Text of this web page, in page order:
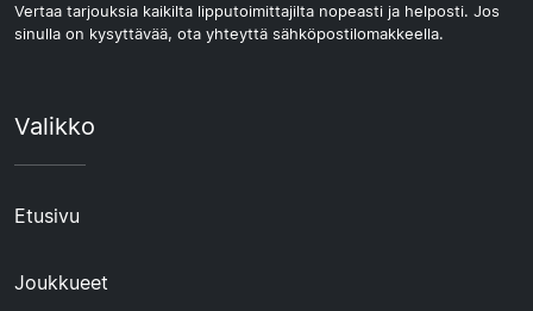
Vertaa tarjouksia kaikilta lipputoimittajilta nopeasti ja helposti. Jos
sinulla on kysyttävää, ota yhteyttä sähköpostilomakkeella.
Valikko
Etusivu
Joukkueet